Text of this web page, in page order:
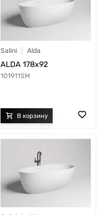
Salini Alda
ALDA 178x92
101911SM